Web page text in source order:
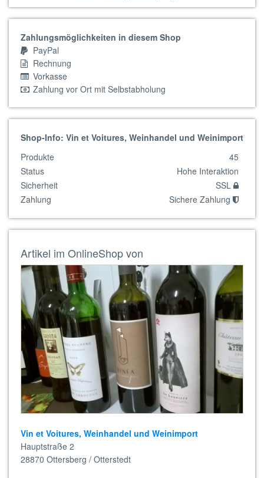
Zahlungsmöglichkeiten in diesem Shop
PayPal
Rechnung
Vorkasse
Zahlung vor Ort mit Selbstabholung
Shop-Info: Vin et Voitures, Weinhandel und Weinimport
Produkte
45
Status
Hohe Interaktion
Sicherheit
SSL
Zahlung
Sichere Zahlung
Artikel im OnlineShop von
Vin et Voitures, Weinhandel und Weinimport
Hauptstraße 2
28870 Ottersberg / Otterstedt